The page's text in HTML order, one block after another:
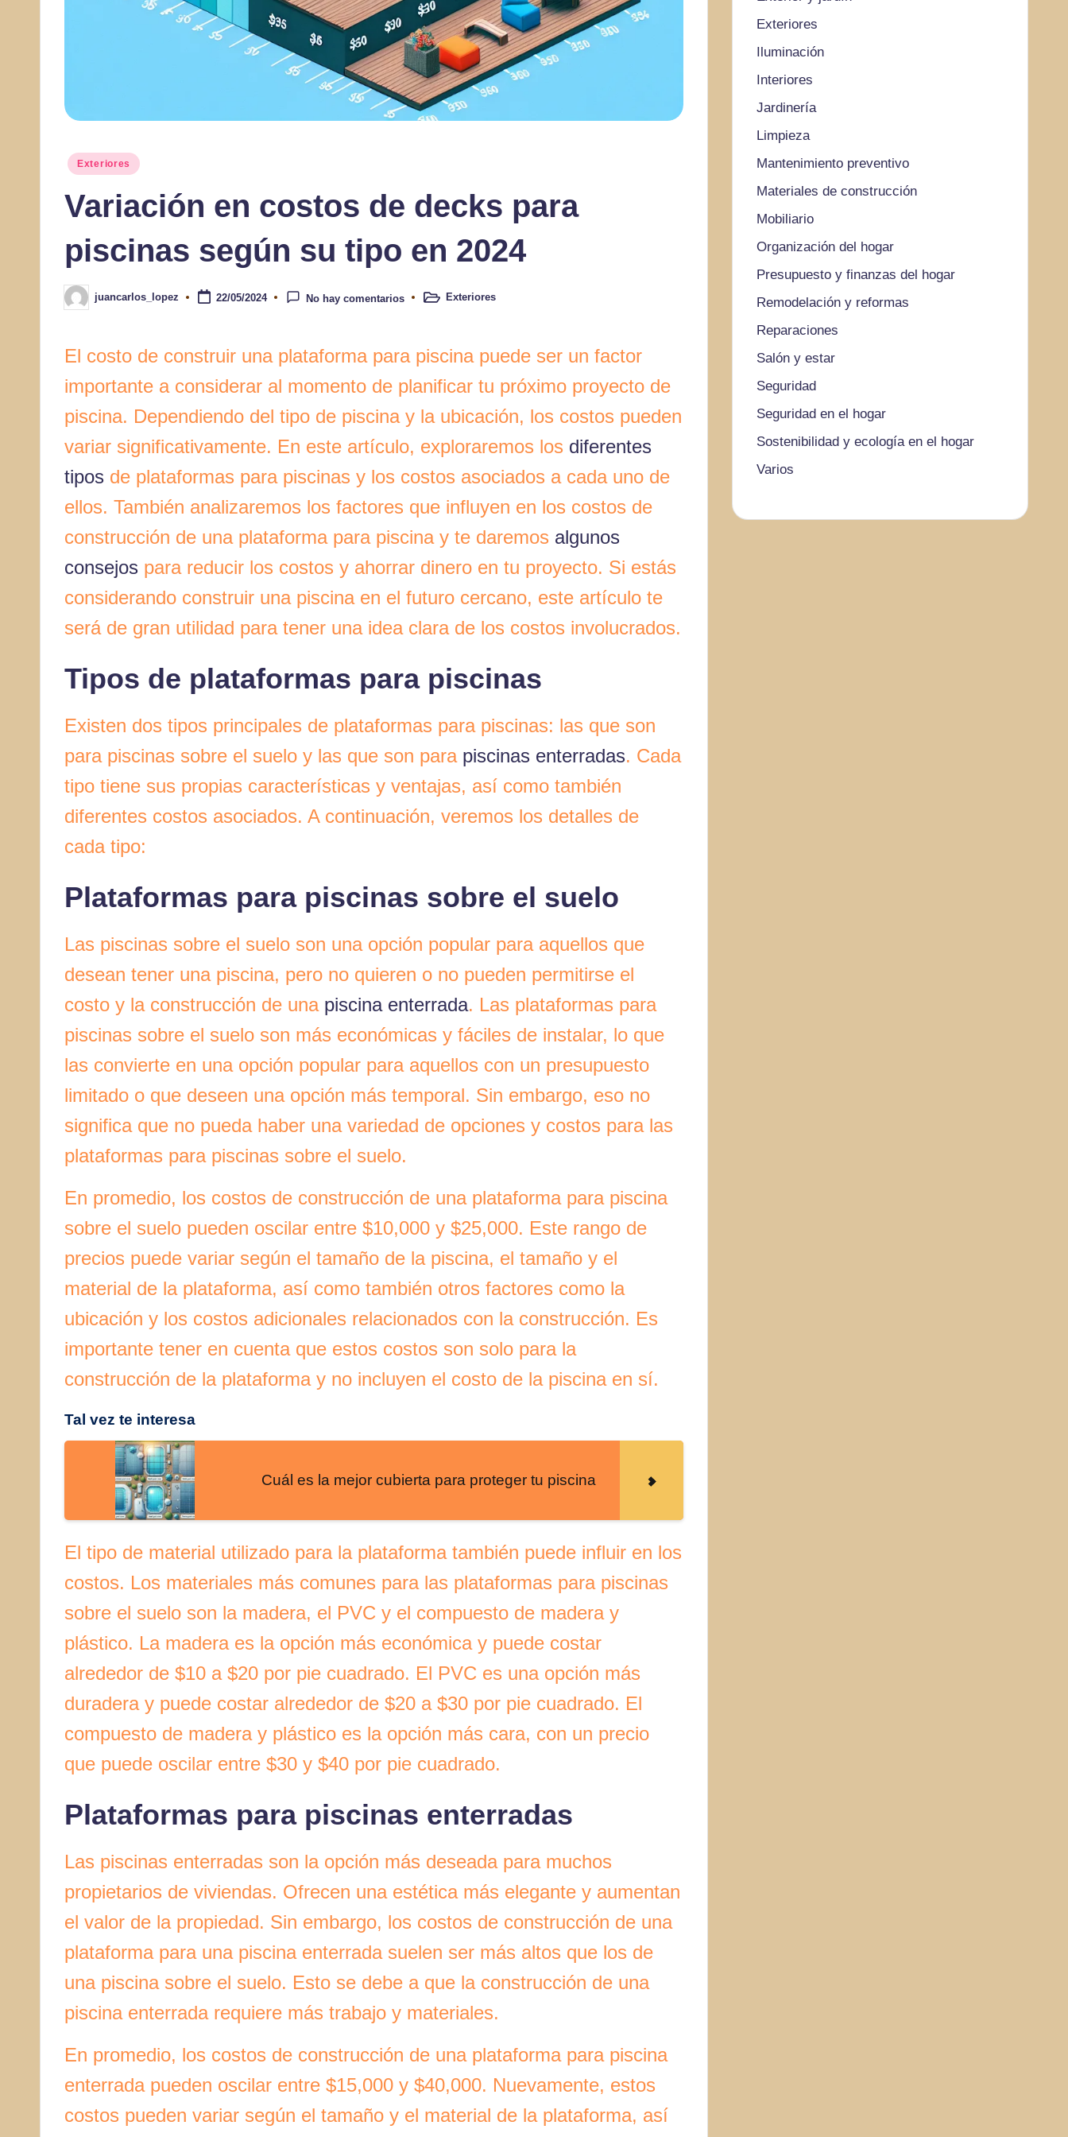
Publicado
Exteriores
Variación en costos de decks para
piscinas según su tipo en 2024
Publicado
por
juancarlos_lopez 22/05/2024 No hay comentarios
PublicadoExteriores
El costo de construir una plataforma para piscina puede ser un factor
importante a considerar al momento de planificar tu próximo proyecto de
piscina. Dependiendo del tipo de piscina y la ubicación, los costos pueden
variar significativamente. En este artículo, exploraremos los diferentes
tipos de plataformas para piscinas y los costos asociados a cada uno de
ellos. También analizaremos los factores que influyen en los costos de
construcción de una plataforma para piscina y te daremos algunos
consejos para reducir los costos y ahorrar dinero en tu proyecto. Si estás
considerando construir una piscina en el futuro cercano, este artículo te
será de gran utilidad para tener una idea clara de los costos involucrados.
Tipos de plataformas para piscinas
Existen dos tipos principales de plataformas para piscinas: las que son
para piscinas sobre el suelo y las que son para piscinas enterradas. Cada
tipo tiene sus propias características y ventajas, así como también
diferentes costos asociados. A continuación, veremos los detalles de
cada tipo:
Plataformas para piscinas sobre el suelo
Las piscinas sobre el suelo son una opción popular para aquellos que
desean tener una piscina, pero no quieren o no pueden permitirse el
costo y la construcción de una piscina enterrada. Las plataformas para
piscinas sobre el suelo son más económicas y fáciles de instalar, lo que
las convierte en una opción popular para aquellos con un presupuesto
limitado o que deseen una opción más temporal. Sin embargo, eso no
significa que no pueda haber una variedad de opciones y costos para las
plataformas para piscinas sobre el suelo.
En promedio, los costos de construcción de una plataforma para piscina
sobre el suelo pueden oscilar entre $10,000 y $25,000. Este rango de
precios puede variar según el tamaño de la piscina, el tamaño y el
material de la plataforma, así como también otros factores como la
ubicación y los costos adicionales relacionados con la construcción. Es
importante tener en cuenta que estos costos son solo para la
construcción de la plataforma y no incluyen el costo de la piscina en sí.
Tal vez te interesa
Cuál es la mejor cubierta para proteger tu piscina
El tipo de material utilizado para la plataforma también puede influir en los
costos. Los materiales más comunes para las plataformas para piscinas
sobre el suelo son la madera, el PVC y el compuesto de madera y
plástico. La madera es la opción más económica y puede costar
alrededor de $10 a $20 por pie cuadrado. El PVC es una opción más
duradera y puede costar alrededor de $20 a $30 por pie cuadrado. El
compuesto de madera y plástico es la opción más cara, con un precio
que puede oscilar entre $30 y $40 por pie cuadrado.
Plataformas para piscinas enterradas
Las piscinas enterradas son la opción más deseada para muchos
propietarios de viviendas. Ofrecen una estética más elegante y aumentan
el valor de la propiedad. Sin embargo, los costos de construcción de una
plataforma para una piscina enterrada suelen ser más altos que los de
una piscina sobre el suelo. Esto se debe a que la construcción de una
piscina enterrada requiere más trabajo y materiales.
En promedio, los costos de construcción de una plataforma para piscina
enterrada pueden oscilar entre $15,000 y $40,000. Nuevamente, estos
costos pueden variar según el tamaño y el material de la plataforma, así
Exteriores
Iluminación
Interiores
Jardinería
Limpieza
Mantenimiento preventivo
Materiales de construcción
Mobiliario
Organización del hogar
Presupuesto y finanzas del hogar
Remodelación y reformas
Reparaciones
Salón y estar
Seguridad
Seguridad en el hogar
Sostenibilidad y ecología en el hogar
Varios